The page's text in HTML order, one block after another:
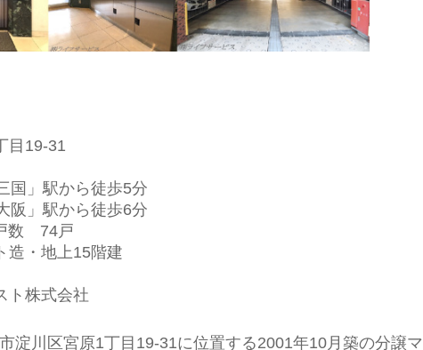
目19-31
」駅から徒歩5分
阪」駅から徒歩6分
数 74戸
造・地上15階建
ト株式会社
淀川区宮原1丁目19-31に位置する2001年10月築の分譲マ